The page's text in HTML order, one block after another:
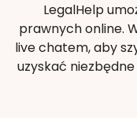
LegalHelp
prawnych online.
live chatem, aby
uzyskać